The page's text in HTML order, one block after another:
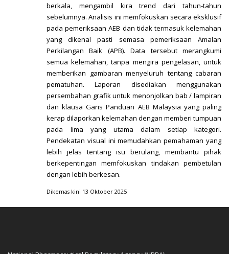
berkala, mengambil kira trend dari tahun-tahun
sebelumnya. Analisis ini memfokuskan secara eksklusif
pada pemeriksaan AEB dan tidak termasuk kelemahan
yang dikenal pasti semasa pemeriksaan Amalan
Perkilangan Baik (APB). Data tersebut merangkumi
semua kelemahan, tanpa mengira pengelasan, untuk
memberikan gambaran menyeluruh tentang cabaran
pematuhan. Laporan disediakan menggunakan
persembahan grafik untuk menonjolkan bab / lampiran
dan klausa Garis Panduan AEB Malaysia yang paling
kerap dilaporkan kelemahan dengan memberi tumpuan
pada lima yang utama dalam setiap kategori.
Pendekatan visual ini memudahkan pemahaman yang
lebih jelas tentang isu berulang, membantu pihak
berkepentingan memfokuskan tindakan pembetulan
dengan lebih berkesan.
Dikemas kini 13 Oktober 2025